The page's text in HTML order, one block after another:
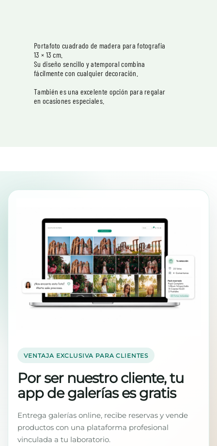
Portafoto cuadrado de madera para fotografia
13 × 13 cm.
Su diseño sencillo y atemporal combina
fácilmente con cualquier decoración.
También es una excelente opción para regalar
en ocasiones especiales.
VENTAJA EXCLUSIVA PARA CLIENTES
Por ser nuestro cliente, tu
app de galerías es gratis
Entrega galerías online, recibe reservas y vende
productos con una plataforma profesional
vinculada a tu laboratorio.